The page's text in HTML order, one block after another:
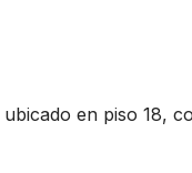
en piso 18,